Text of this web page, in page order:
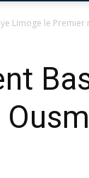
Limoge le Premier